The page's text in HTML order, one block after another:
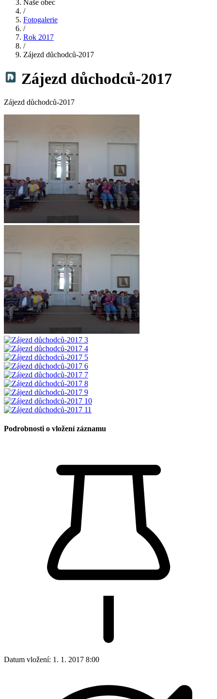
Naše obec
/
Fotogalerie
/
Rok 2017
/
Zájezd důchodců-2017
Zájezd důchodců-2017
Zájezd důchodců-2017
Podrobnosti o vložení záznamu
Datum vložení: 1. 1. 2017 8:00